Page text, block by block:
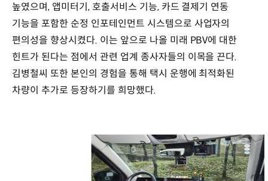
높였으며, 앱미터기, 호출서비스 기능, 카드 결제기 연동
기능을 포함한 순정 인포테인먼트 시스템으로 사업자의
편의성을 향상시켰다. 이는 앞으로 나올 미래 PBV에 대한
힌트가 된다는 점에서 관련 업계 종사자들의 이목을 끈다.
김병철씨 또한 본인의 경험을 통해 택시 운행에 최적화된
차량이 추가로 등장하기를 희망했다.